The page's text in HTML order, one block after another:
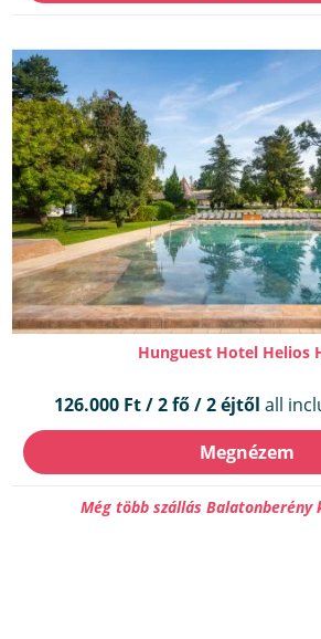
Hunguest Hotel Helios
126.000 Ft / 2 fő / 2 éjtől all
Megnézem
Még több szállás Balatonberény